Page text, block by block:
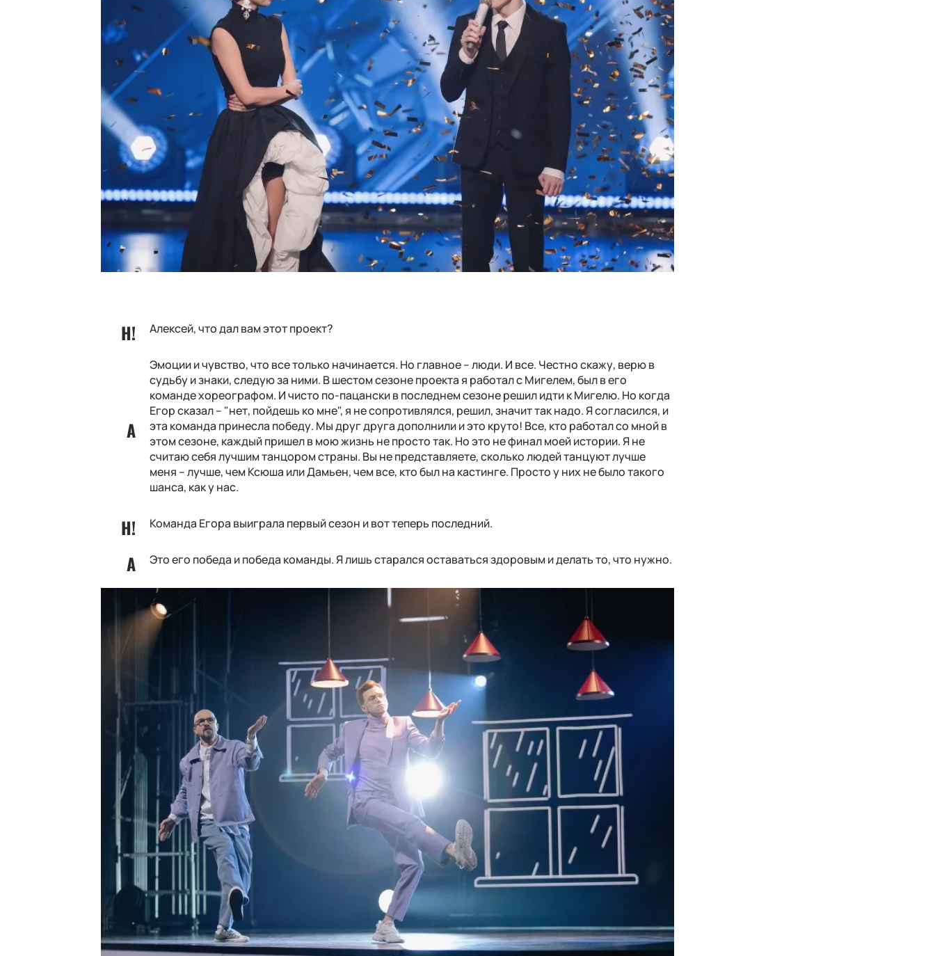
Алексей, что дал вам этот проект?
Эмоции и чувство, что все только начинается. Но главное – люди. И все. Честно скажу, верю в
судьбу и знаки, следую за ними. В шестом сезоне проекта я работал с Мигелем, был в его
команде хореографом. И чисто по-пацански в последнем сезоне решил идти к Мигелю. Но когда
Егор сказал – "нет, пойдешь ко мне", я не сопротивлялся, решил, значит так надо. Я согласился, и
эта команда принесла победу. Мы друг друга дополнили и это круто! Все, кто работал со мной в
этом сезоне, каждый пришел в мою жизнь не просто так. Но это не финал моей истории. Я не
считаю себя лучшим танцором страны. Вы не представляете, сколько людей танцуют лучше
меня – лучше, чем Ксюша или Дамьен, чем все, кто был на кастинге. Просто у них не было такого
шанса, как у нас.
Команда Егора выиграла первый сезон и вот теперь последний.
Это его победа и победа команды. Я лишь старался оставаться здоровым и делать то, что нужно.